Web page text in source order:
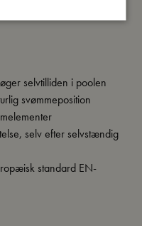
selvtilliden i poolen
svømmeposition
selv efter selvstændig
standard EN-